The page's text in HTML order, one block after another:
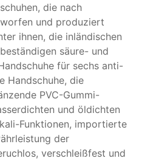
die nach
und produziert
ihnen, die inländischen
säure- und
für sechs anti-
Handschuhe, die
PVC-Gummi-
und öldichten
Funktionen, importierte
der
verschleißfest und